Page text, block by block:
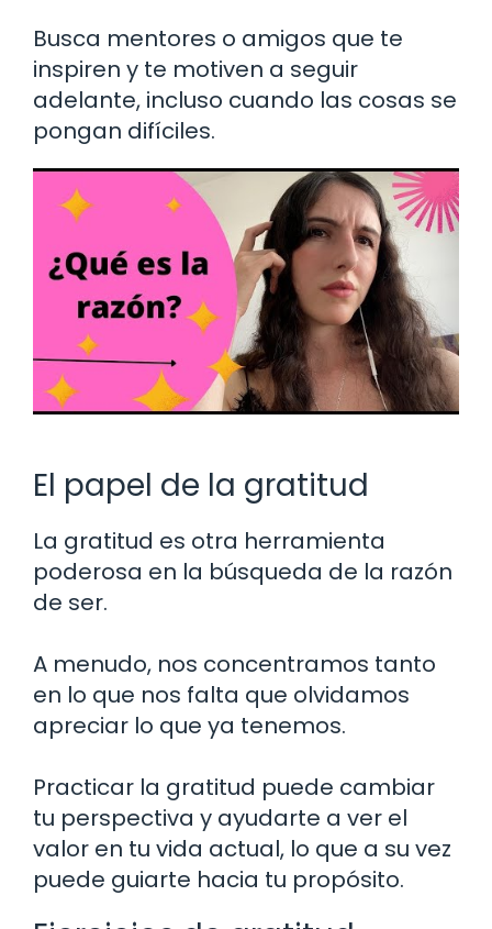
Busca mentores o amigos que te
inspiren y te motiven a seguir
adelante, incluso cuando las cosas se
pongan difíciles.
El papel de la gratitud
La gratitud es otra herramienta
poderosa en la búsqueda de la razón
de ser.
A menudo, nos concentramos tanto
en lo que nos falta que olvidamos
apreciar lo que ya tenemos.
Practicar la gratitud puede cambiar
tu perspectiva y ayudarte a ver el
valor en tu vida actual, lo que a su vez
puede guiarte hacia tu propósito.